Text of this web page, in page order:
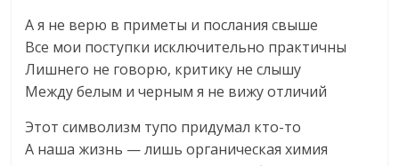
А я не верю в приметы и послания свыше
Все мои поступки исключительно практичны
Лишнего не говорю, критику не слышу
Между белым и черным я не вижу отличий
Этот символизм тупо придумал кто-то
А наша жизнь — лишь органическая химия